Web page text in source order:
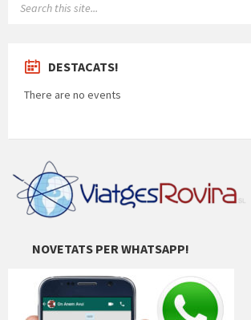
DESTACATS!
There are no events
NOVETATS PER WHATSAPP!